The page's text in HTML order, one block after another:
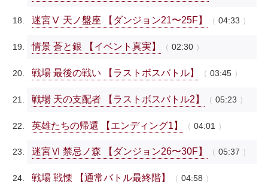
迷宮Ⅴ 天ノ盤座 【ダンジョン21〜25F】 04:33
情景 蒼と銀 【イベント真実】 02:30
戦場 最後の戦い 【ラストボスバトル】 03:45
戦場 天の支配者 【ラストボスバトル2】 05:23
英雄たちの帰還 【エンディング1】 04:01
迷宮Ⅵ 禁忌ノ森 【ダンジョン26〜30F】 05:37
戦場 戦慄 【通常バトル最終階】 04:58